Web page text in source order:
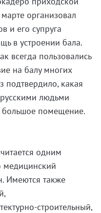
организовал
и его супруга
в устроении бала.
всегда пользовались
на балу многих
подтвердило, какая
людьми
большое помещение.
одним
медицинский
Имеются также
строительный,